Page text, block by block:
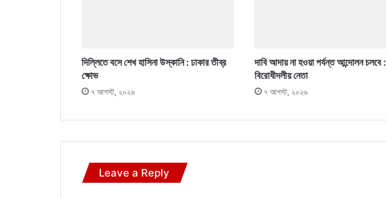
দিল্লিতে বসে শেখ হাসিনা উস্কানি : ঢাকার তীব্র
ক্ষোভ
৭ আগস্ট, ২০২৬
দাবি আদায় না হওয়া পর্যন্ত আন্দোলন চলবে :
বিরোধীদলীয় নেতা
৭ আগস্ট, ২০২৬
Leave a Reply